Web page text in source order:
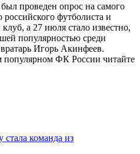
проведен опрос на самого
российского футболиста и
а 27 июля стало известно,
популярностью среди
Игорь Акинфеев.
популярном ФК России читайте
команда из